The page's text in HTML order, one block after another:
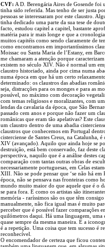
CVF: A D. Berengária Aires de Gosende foi
tinha sido referida. Mas tenho de ser justa
pessoas se interessaram por este claustro.
tinha dedicado uma parte da sua tese de
facto, estudou capitel a capitel, bastante
matéria para ir mais longe e que a
muitos capitéis como sendo claramente de
como encontramos em importantíssimos
Moissac ou Santa Maria de l’Estany, em
me chamaram a atenção porque
existem no século XIV. Não é normal um
claustro historiado, ainda por cima numa
numa época em que há um certo
determinado: os claustros das abadias
seja, distracções para os monges e para as
possível, no máximo com decoração
com temas religiosos e moralizantes, com
lendas da cavalaria da época, que São
passado cem anos e porque não fazer um
românicas que eram tão apelativas? Este
um claustro dentro de uma abadia
claustros que conhecemos em Portugal
cisterciense de Santes Creus, na Catalunha,
XIV (avançado). Aquilo que ainda hoje se
destruição, está bem conservado, faz deste
perspectiva, naquilo que é a análise destes
comparação com tantas outras obras de
necessariamente portuguesas, em Celas
XIII. Não se pode pensar que ‘se não há
época, não se pensava nas fronteiras como
mundo muito maior do que aquele que é o
se para fora. E como os artistas são
memória - raríssimos são os que têm
manualmente, não fica igual mas é muito
perceber que é possível fazer comparações
quilómetros daqui. Há uma linguagem, uma
quase sempre da mesma maneira. E a
é a repetição. Uma coisa que tem sucesso é
reconhecível.
O encomendador de certeza que ficou